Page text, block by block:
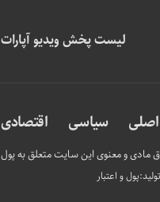
لیست پخش ویدیو آپارات
سیاسی اقتصادی
مادی و معنوی این سایت متعلق به
پول و اعتبار